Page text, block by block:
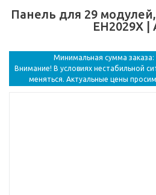
Панель для 29
EH2029X |
Минимальная сумма заказа:
Внимание! В условиях нестабильной
меняться. Актуальные цены